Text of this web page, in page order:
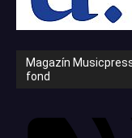
Magazín
fond